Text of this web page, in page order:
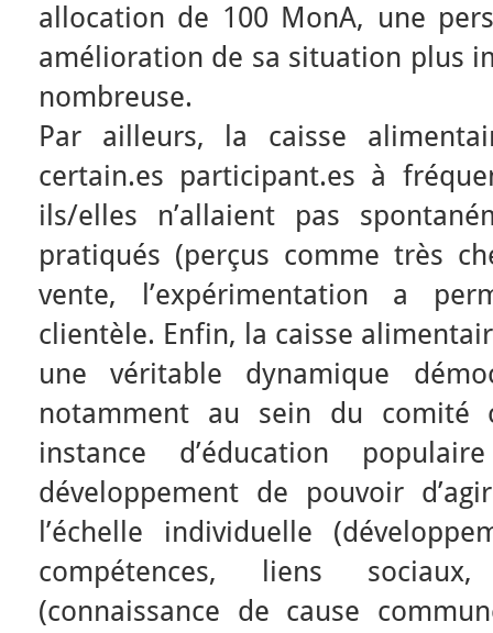
allocation de 100 MonA, une
amélioration de sa situation plus
nombreuse.
Par ailleurs, la caisse
certain.es participant.es à
ils/elles n’allaient pas
pratiqués (perçus comme très
vente, l’expérimentation a
clientèle. Enfin, la caisse
une véritable dynamique
notamment au sein du comité
instance d’éducation
développement de pouvoir
l’échelle individuelle
compétences, liens
(connaissance de cause